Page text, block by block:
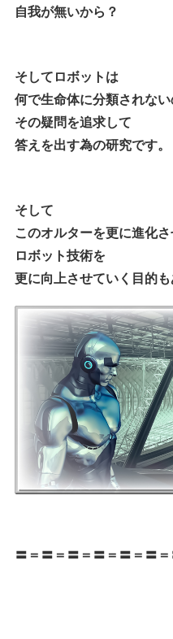
自我が無いから？
そしてロボットは
何で生命体に分類されない
その疑問を追求して
答えを出す為の研究です。
そして
このオルターを更に進化
ロボット技術を
更に向上させていく目的も
〓＝〓＝〓＝〓＝〓＝〓